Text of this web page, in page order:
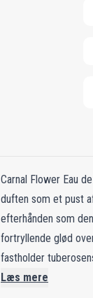
Carnal Flower Eau
duften som et pust
efterhånden som
fortryllende glød
fastholder
florale duft til en
Læs mere